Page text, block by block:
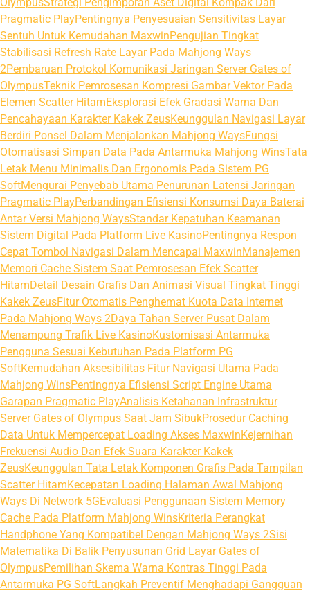
Pragmatic PlayPentingnya Penyesuaian Sensitivitas Layar
Sentuh Untuk Kemudahan MaxwinPengujian Tingkat
Stabilisasi Refresh Rate Layar Pada Mahjong Ways
2Pembaruan Protokol Komunikasi Jaringan Server Gates of
OlympusTeknik Pemrosesan Kompresi Gambar Vektor Pada
Elemen Scatter HitamEksplorasi Efek Gradasi Warna Dan
Pencahayaan Karakter Kakek ZeusKeunggulan Navigasi Layar
Berdiri Ponsel Dalam Menjalankan Mahjong WaysFungsi
Otomatisasi Simpan Data Pada Antarmuka Mahjong WinsTata
Letak Menu Minimalis Dan Ergonomis Pada Sistem PG
SoftMengurai Penyebab Utama Penurunan Latensi Jaringan
Pragmatic PlayPerbandingan Efisiensi Konsumsi Daya Baterai
Antar Versi Mahjong WaysStandar Kepatuhan Keamanan
Sistem Digital Pada Platform Live KasinoPentingnya Respon
Cepat Tombol Navigasi Dalam Mencapai MaxwinManajemen
Memori Cache Sistem Saat Pemrosesan Efek Scatter
HitamDetail Desain Grafis Dan Animasi Visual Tingkat Tinggi
Kakek ZeusFitur Otomatis Penghemat Kuota Data Internet
Pada Mahjong Ways 2Daya Tahan Server Pusat Dalam
Menampung Trafik Live KasinoKustomisasi Antarmuka
Pengguna Sesuai Kebutuhan Pada Platform PG
SoftKemudahan Aksesibilitas Fitur Navigasi Utama Pada
Mahjong WinsPentingnya Efisiensi Script Engine Utama
Garapan Pragmatic PlayAnalisis Ketahanan Infrastruktur
Server Gates of Olympus Saat Jam SibukProsedur Caching
Data Untuk Mempercepat Loading Akses MaxwinKejernihan
Frekuensi Audio Dan Efek Suara Karakter Kakek
ZeusKeunggulan Tata Letak Komponen Grafis Pada Tampilan
Scatter HitamKecepatan Loading Halaman Awal Mahjong
Ways Di Network 5GEvaluasi Penggunaan Sistem Memory
Cache Pada Platform Mahjong WinsKriteria Perangkat
Handphone Yang Kompatibel Dengan Mahjong Ways 2Sisi
Matematika Di Balik Penyusunan Grid Layar Gates of
OlympusPemilihan Skema Warna Kontras Tinggi Pada
Antarmuka PG SoftLangkah Preventif Menghadapi Gangguan